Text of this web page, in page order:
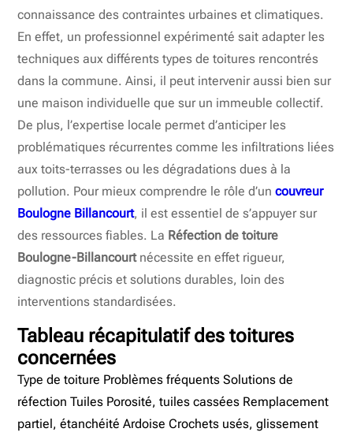
connaissance des contraintes urbaines et climatiques.
En effet, un professionnel expérimenté sait adapter les
techniques aux différents types de toitures rencontrés
dans la commune. Ainsi, il peut intervenir aussi bien sur
une maison individuelle que sur un immeuble collectif.
De plus, l’expertise locale permet d’anticiper les
problématiques récurrentes comme les infiltrations liées
aux toits-terrasses ou les dégradations dues à la
pollution. Pour mieux comprendre le rôle d’uncouvreur
Boulogne Billancourt, il est essentiel de s’appuyer sur
des ressources fiables. La Réfection de toiture
Boulogne-Billancourtnécessite en effet rigueur,
diagnostic précis et solutions durables, loin des
interventions standardisées.
Tableau récapitulatif des toitures
concernées
Type de toiture Problèmes fréquents Solutions de
réfection Tuiles Porosité, tuiles cassées Remplacement
partiel, étanchéité Ardoise Crochets usés, glissement